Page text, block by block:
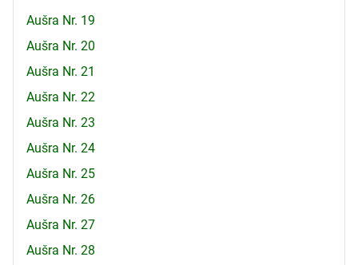
Aušra Nr. 19
Aušra Nr. 20
Aušra Nr. 21
Aušra Nr. 22
Aušra Nr. 23
Aušra Nr. 24
Aušra Nr. 25
Aušra Nr. 26
Aušra Nr. 27
Aušra Nr. 28